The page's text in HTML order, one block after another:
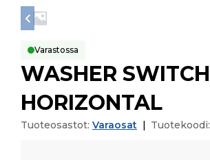
Varastossa
WASHER SWITCH
HORIZONTAL
Tuoteosastot: Varaosat Tuotekoodi: